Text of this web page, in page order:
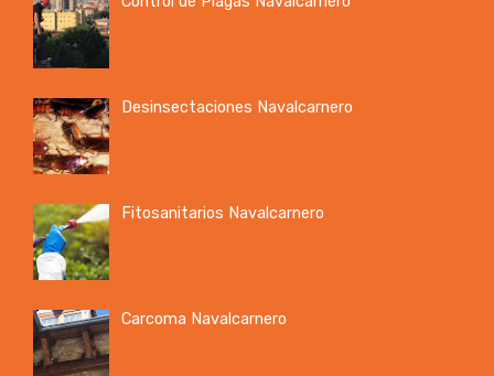
Desinsectaciones Navalcarnero
Fitosanitarios Navalcarnero
Carcoma Navalcarnero